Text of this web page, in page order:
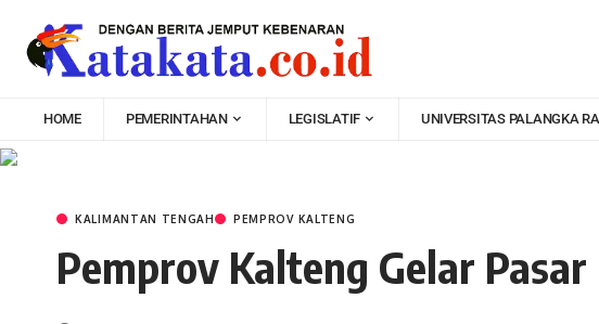
HOME PEMERINTAHAN LEGISLATIF UNIVERSITAS PALANGKA
KALIMANTAN TENGAH PEMPROV KALTENG
Pemprov Kalteng Gelar